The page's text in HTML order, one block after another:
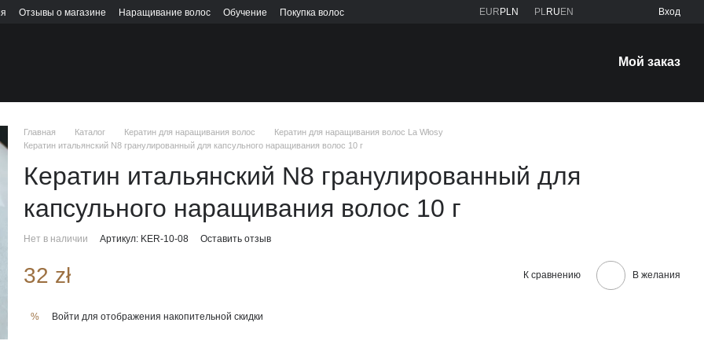
Отзывы о магазине Наращивание волос Обучение
Покупка волос
EUR PLN PLRU EN Вход
Мой заказ
Главная Каталог Кератин для наращивания волос
Кератин для наращивания волос La Włosy
Кератин итальянский N8 гранулированный для капсульного наращивания волос 10 г
Кератин итальянский N8 гранулированный для
капсульного наращивания волос 10 г
Нет в наличии Артикул: KER-10-08 Оставить отзыв
32 zł К сравнению В желания
% Войти для отображения накопительной скидки